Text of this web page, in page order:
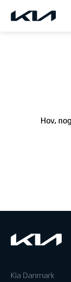
Hov,
Kia Danmark